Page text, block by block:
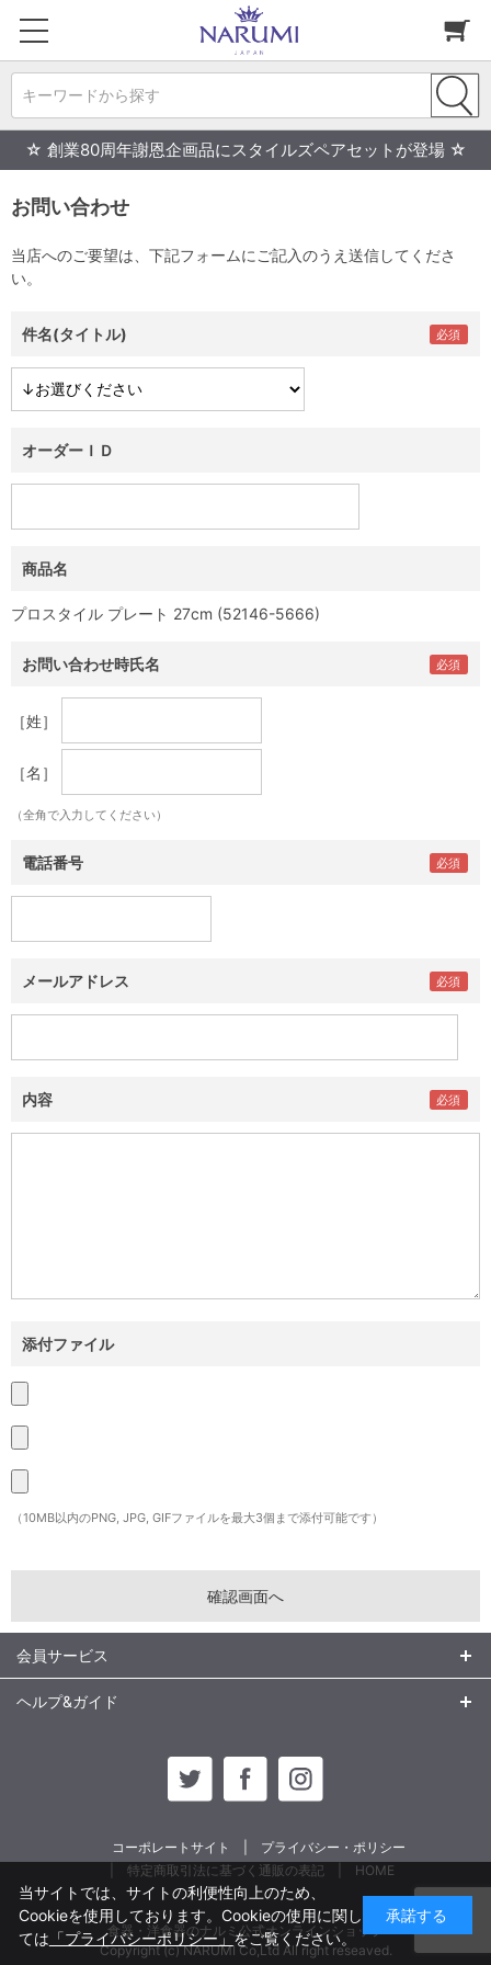
キーワードから探す
☆ 創業80周年謝恩企画品にスタイルズペアセットが登場 ☆
お問い合わせ
当店へのご要望は、下記フォームにご記入のうえ送信してくださ
い。
件名(タイトル)
オーダーＩＤ
商品名
プロスタイル プレート 27cm (52146-5666)
お問い合わせ時氏名
［姓］
［名］
（全角で入力してください）
電話番号
メールアドレス
内容
添付ファイル
（10MB以内のPNG, JPG, GIFファイルを最大3個まで添付可能です）
会員サービス
ヘルプ&ガイド
コーポレートサイト
プライバシー・ポリシー
特定商取引法に基づく通販の表記
HOME
食器・洋食器のナルミ公式オンラインショップ
Copyright (c) NARUMI Co,Ltd All right reseaved.
当サイトでは、サイトの利便性向上のため、
Cookieを使用しております。Cookieの使用に関し
ては 「プライバシーポリシー」をご覧ください。
承諾する